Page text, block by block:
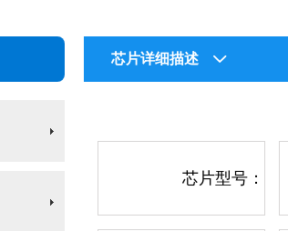
芯片详细描述
芯片型号：